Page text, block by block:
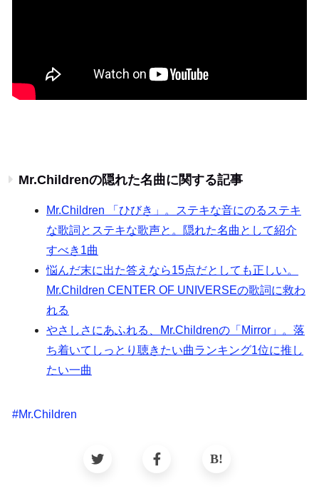
Mr.Childrenの隠れた名曲に関する記事
Mr.Children 「ひびき」。ステキな音にのるステキ
な歌詞とステキな歌声と。隠れた名曲として紹介
すべき1曲
悩んだ末に出た答えなら15点だとしても正しい。
Mr.Children CENTER OF UNIVERSEの歌詞に救わ
れる
やさしさにあふれる、Mr.Childrenの「Mirror」。落
ち着いてしっとり聴きたい曲ランキング1位に推し
たい一曲
#Mr.Children